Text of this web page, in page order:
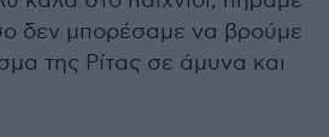
δεν μπορέσαμε να βρούμε
της Ρίτας σε άμυνα και